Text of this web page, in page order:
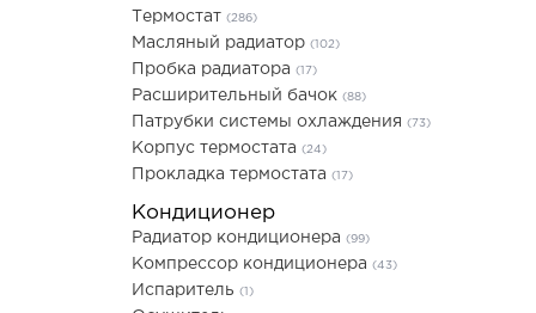
Термостат (286)
Масляный радиатор (102)
Пробка радиатора (17)
Расширительный бачок (88)
Патрубки системы охлаждения (73)
Корпус термостата (24)
Прокладка термостата (17)
Кондиционер
Радиатор кондиционера (99)
Компрессор кондиционера (43)
Испаритель (1)